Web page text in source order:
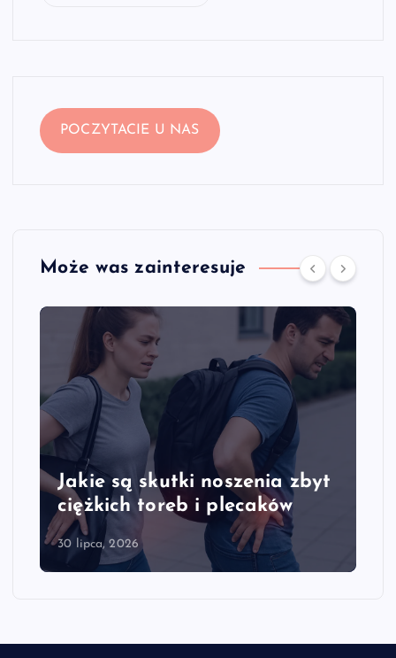
POCZYTACIE U NAS
Może was zainteresuje
Jakie są skutki noszenia zbyt
ciężkich toreb i plecaków
30 lipca, 2026